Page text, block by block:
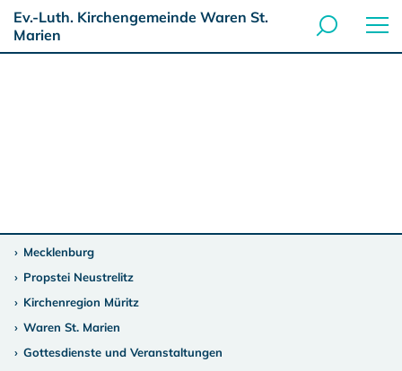
Ev.-Luth. Kirchengemeinde Waren St.
Marien
Mecklenburg
Propstei Neustrelitz
Kirchenregion Müritz
Waren St. Marien
Gottesdienste und Veranstaltungen